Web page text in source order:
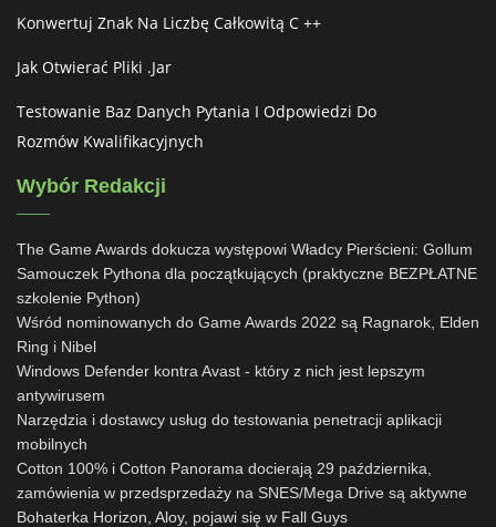
Konwertuj Znak Na Liczbę Całkowitą C ++
Jak Otwierać Pliki .jar
Testowanie Baz Danych Pytania I Odpowiedzi Do
Rozmów Kwalifikacyjnych
Wybór Redakcji
The Game Awards dokucza występowi Władcy Pierścieni: Gollum
Samouczek Pythona dla początkujących (praktyczne BEZPŁATNE
szkolenie Python)
Wśród nominowanych do Game Awards 2022 są Ragnarok, Elden
Ring i Nibel
Windows Defender kontra Avast - który z nich jest lepszym
antywirusem
Narzędzia i dostawcy usług do testowania penetracji aplikacji
mobilnych
Cotton 100% i Cotton Panorama docierają 29 października,
zamówienia w przedsprzedaży na SNES/Mega Drive są aktywne
Bohaterka Horizon, Aloy, pojawi się w Fall Guys